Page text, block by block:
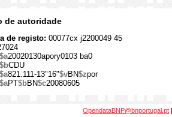
de autoridade
de registo: 00077cx j2200049 45
$a20020130apory0103 ba0
$bCDU
$a821.111-13"16"$vBN$zpor
$aPT$bBN$c20080605
OpendataBNP@bnportugal.pt